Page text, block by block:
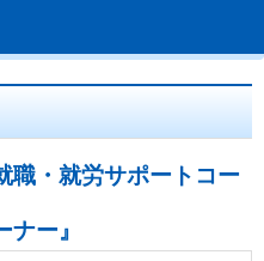
職・就労サポートコー
ー』